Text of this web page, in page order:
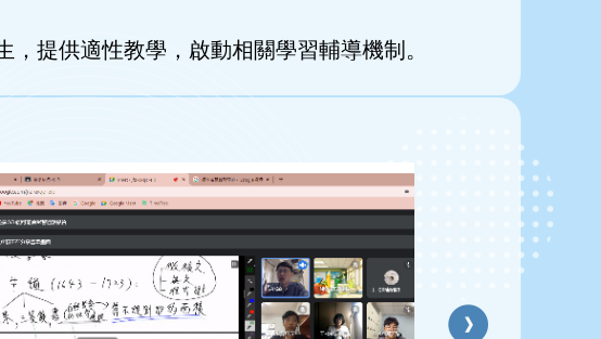
提供適性教學，啟動相關學習輔導機制。